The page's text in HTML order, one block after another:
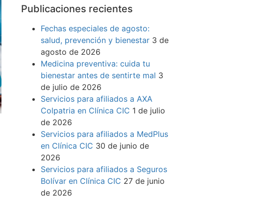
Publicaciones recientes
Fechas especiales de agosto:
salud, prevención y bienestar 3 de
agosto de 2026
Medicina preventiva: cuida tu
bienestar antes de sentirte mal 3
de julio de 2026
Servicios para afiliados a AXA
Colpatria en Clínica CIC 1 de julio
de 2026
Servicios para afiliados a MedPlus
en Clínica CIC 30 de junio de
2026
Servicios para afiliados a Seguros
Bolívar en Clínica CIC 27 de junio
de 2026